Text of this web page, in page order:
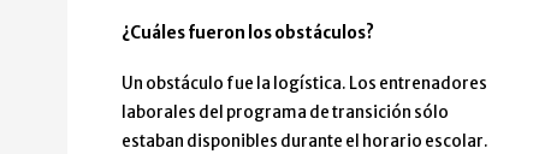
¿Cuáles fueron los obstáculos?
Un obstáculo fue la logística. Los entrenadores
laborales del programa de transición sólo
estaban disponibles durante el horario escolar.